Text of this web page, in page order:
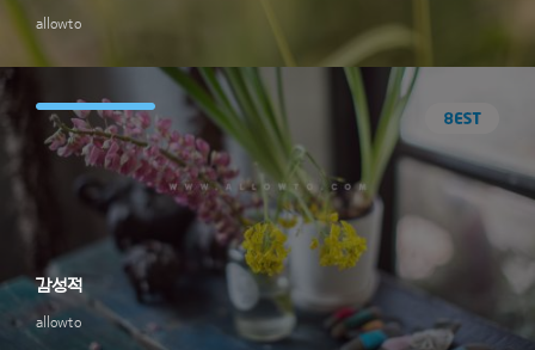
allowto
allowto
감성적